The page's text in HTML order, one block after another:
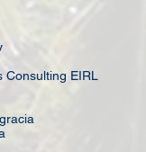
Consulting EIRL